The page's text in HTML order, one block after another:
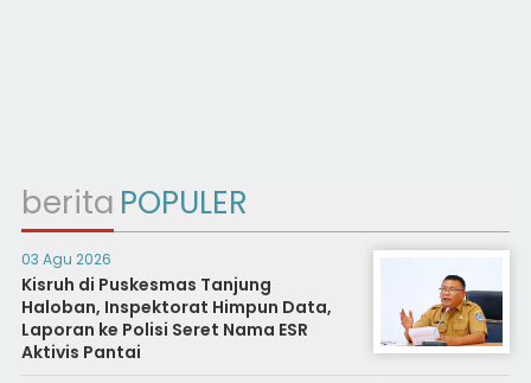
berita POPULER
03 Agu 2026
Kisruh di Puskesmas Tanjung
Haloban, Inspektorat Himpun Data,
Laporan ke Polisi Seret Nama ESR
Aktivis Pantai